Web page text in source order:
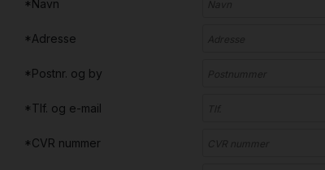
*Navn
*Adresse
*Postnr. og by
*Tlf. og e-mail
*CVR nummer